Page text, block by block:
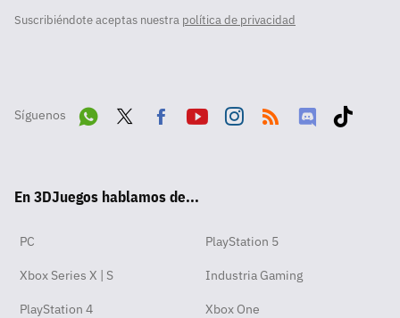
Suscribiéndote aceptas nuestra política de privacidad
Síguenos
pp
ok
En 3DJuegos hablamos de...
PC PlayStation 5
Xbox Series X | S Industria Gaming
PlayStation 4 Xbox One